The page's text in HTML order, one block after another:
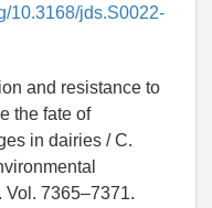
10.3168/jds.S0022-
and resistance to
the fate of
in dairies / C.
Vol. 7365–7371.